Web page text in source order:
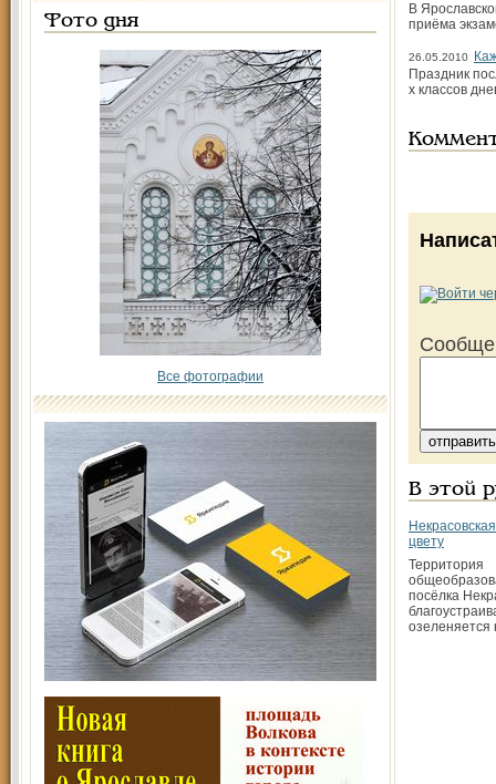
Фото дня
Все фотографии
В
приёма
26.05.2010
Праздник
х классов
В этой
цвету
Территория
посёлка
озеленяется